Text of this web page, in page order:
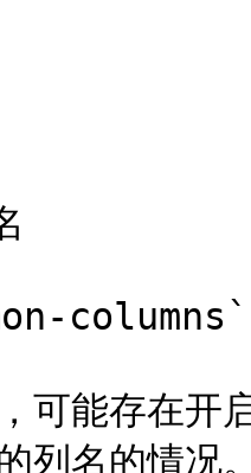
columns`
，可能存在
列名的情况